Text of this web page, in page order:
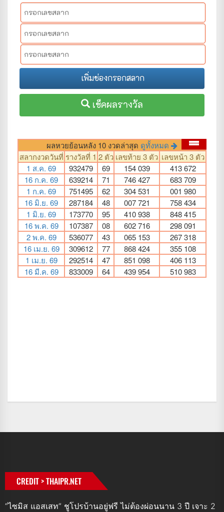
CREDIT > THAIPR.NET
“ไซมิส แอสเสท” ชูโปรบ้านอยู่ฟรี ไม่ต้องผ่อนนาน 3 ปี เจาะ 2